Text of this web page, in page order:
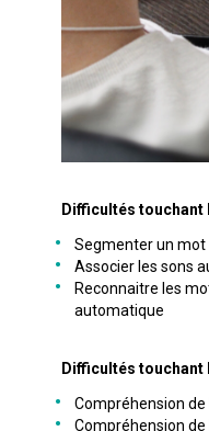
Difficultés touchant
Segmenter un mot
Associer les sons
Reconnaitre les
automatique
Difficultés touchant
Compréhension
Compréhension de